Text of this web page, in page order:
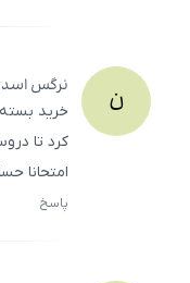
ن نرگس
خرید
کرد تا
امتحانا
پاسخ